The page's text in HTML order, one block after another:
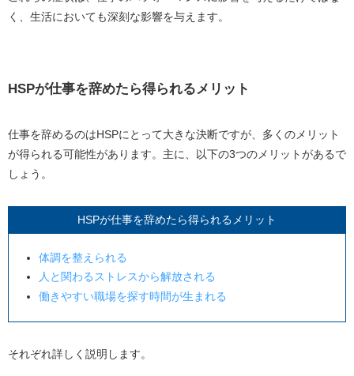
く、生活においても深刻な影響を与えます。
HSPが仕事を辞めたら得られるメリット
仕事を辞めるのはHSPにとって大きな決断ですが、多くのメリット
が得られる可能性があります。主に、以下の3つのメリットがあるで
しょう。
HSPが仕事を辞めたら得られるメリット
体調を整えられる
人と関わるストレスから解放される
働きやすい職場を探す時間が生まれる
それぞれ詳しく説明します。